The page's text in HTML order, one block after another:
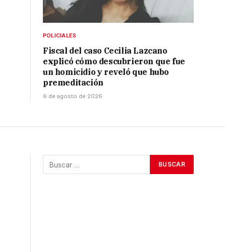
POLICIALES
Fiscal del caso Cecilia Lazcano
explicó cómo descubrieron que fue
un homicidio y reveló que hubo
premeditación
6 de agosto de 2026